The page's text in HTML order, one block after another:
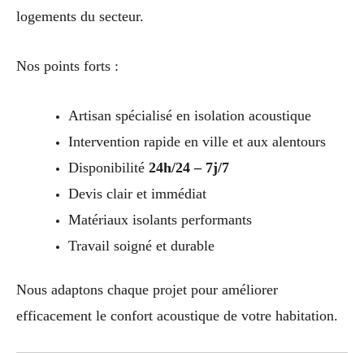
logements du secteur.
Nos points forts :
Artisan spécialisé en isolation acoustique
Intervention rapide en ville et aux alentours
Disponibilité 24h/24 – 7j/7
Devis clair et immédiat
Matériaux isolants performants
Travail soigné et durable
Nous adaptons chaque projet pour améliorer
efficacement le confort acoustique de votre habitation.